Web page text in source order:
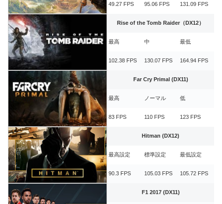
49.27 FPS 95.06 FPS 131.09 FPS
Rise of the Tomb Raider（DX12）
最高 中 最低
102.38 FPS 130.07 FPS 164.94 FPS
Far Cry Primal (DX11)
最高 ノーマル 低
83 FPS 110 FPS 123 FPS
Hitman (DX12)
最高設定 標準設定 最低設定
90.3 FPS 105.03 FPS 105.72 FPS
F1 2017 (DX11)